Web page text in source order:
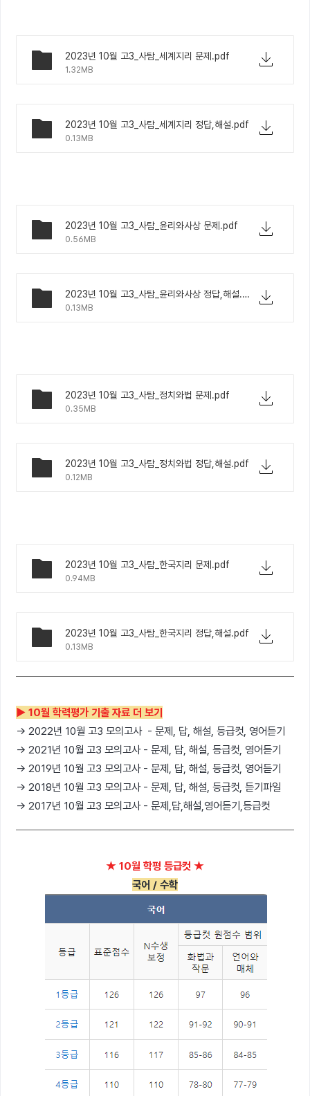
2023년 10월 고3_사탐_세계지리 문제.pdf
1.32MB
2023년 10월 고3_사탐_세계지리 정답,해설.pdf
0.13MB
2023년 10월 고3_사탐_윤리와사상 문제.pdf
0.56MB
2023년 10월 고3_사탐_윤리와사상 정답,해설.pdf
0.13MB
2023년 10월 고3_사탐_정치와법 문제.pdf
0.35MB
2023년 10월 고3_사탐_정치와법 정답,해설.pdf
0.12MB
2023년 10월 고3_사탐_한국지리 문제.pdf
0.94MB
2023년 10월 고3_사탐_한국지리 정답,해설.pdf
0.13MB
▶ 10월 학력평가 기출 자료 더 보기
→ 2022년 10월 고3 모의고사 - 문제, 답, 해설, 등급컷, 영어듣기
→ 2021년 10월 고3 모의고사 - 문제, 답, 해설, 등급컷, 영어듣기
→ 2019년 10월 고3 모의고사 - 문제, 답, 해설, 등급컷, 영어듣기
→ 2018년 10월 고3 모의고사 - 문제, 답, 해설, 등급컷, 듣기파일
→ 2017년 10월 고3 모의고사 - 문제,답,해설,영어듣기,등급컷
★ 10월 학평 등급컷 ★
국어 / 수학